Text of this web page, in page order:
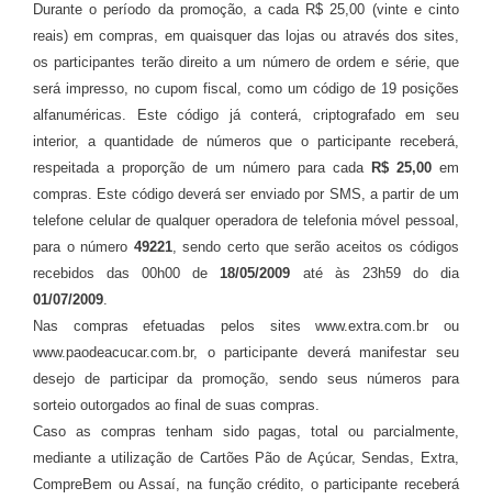
Durante o período da promoção, a cada R$ 25,00 (vinte e cinto
reais) em compras, em quaisquer das lojas ou através dos sites,
os participantes terão direito a um número de ordem e série, que
será impresso, no cupom fiscal, como um código de 19 posições
alfanuméricas. Este código já conterá, criptografado em seu
interior, a quantidade de números que oparticipante receberá,
respeitada a proporção de um número para cada R$ 25,00 em
compras. Este código deverá ser enviado por SMS, a partir de um
telefone celular de qualquer operadora de telefonia móvel pessoal,
para o número 49221, sendo certo que serão aceitos os códigos
recebidos das 00h00 de18/05/2009 até às 23h59 do dia
01/07/2009.
Nas compras efetuadas pelos sites www.extra.com.br ou
www.paodeacucar.com.br, oparticipante deverá manifestar seu
desejo de participar da promoção, sendo seus números para
sorteio outorgados ao final de suas compras.
Caso as compras tenham sido pagas, total ou parcialmente,
mediante a utilização de Cartões Pão de Açúcar, Sendas, Extra,
CompreBem ou Assaí, na função crédito, oparticipante receberá